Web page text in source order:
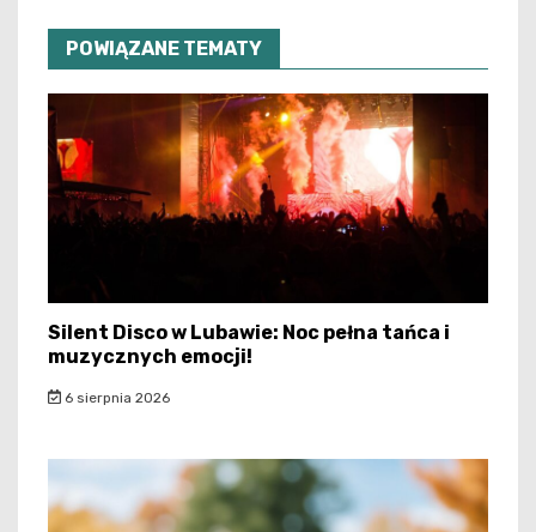
POWIĄZANE TEMATY
Silent Disco w Lubawie: Noc pełna tańca i
muzycznych emocji!
6 sierpnia 2026